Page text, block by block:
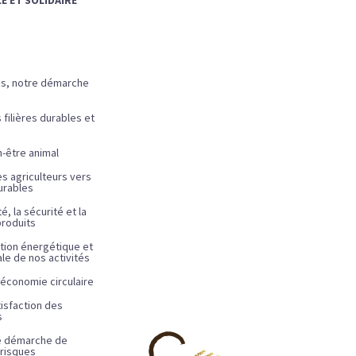
notre démarche
filières durables et
être animal
agriculteurs vers
la sécurité et la
énergétique et
de nos activités
circulaire
des
de